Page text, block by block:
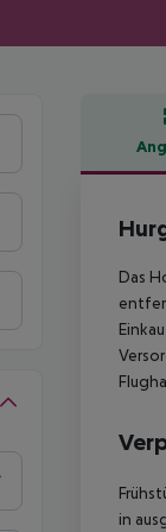
Das
in